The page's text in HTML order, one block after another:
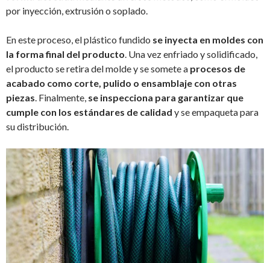
por inyección, extrusión o soplado.
En este proceso, el plástico fundido se inyecta en moldes con
la forma final del producto . Una vez enfriado y solidificado,
el producto se retira del molde y se somete a procesos de
acabado como corte, pulido o ensamblaje con otras
piezas . Finalmente, se inspecciona para garantizar que
cumple con los estándares de calidad y se empaqueta para
su distribución.